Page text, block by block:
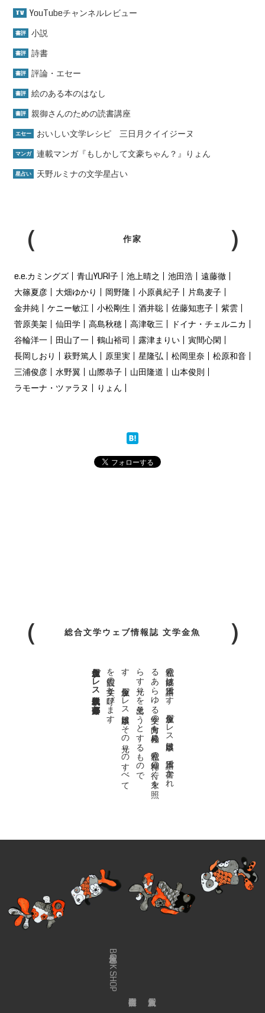
TV YouTubeチャンネルレビュー
書評 小説
書評 詩書
書評 評論・エセー
書評 絵のある本のはなし
書評 親御さんのための読書講座
エセー おいしい文学レシピ 三日月クイイジーヌ
マンガ 連載マンガ『もしかして文豪ちゃん？』りょん
星占い 天野ルミナの文学星占い
作家
e.e.カミングズ 青山YURI子 池上晴之 池田浩
遠藤徹
大篠夏彦
大畑ゆかり 岡野隆 小原眞紀子
片島麦子
金井純
ケニー敏江 小松剛生 酒井聡 佐藤知恵子
紫雲
菅原美架
仙田学 高島秋穂 高津敬三
ドイナ・チェルニカ
谷輪洋一
田山了一 鶴山裕司 露津まりい
寅間心閑
長岡しおり
萩野篤人 原里実 星隆弘 松岡里奈
松原和音
三浦俊彦
水野翼 山際恭子 山田隆道
山本俊則
ラモーナ・ツァラヌ
りょん
総合文学ウェブ情報誌 文学金魚
私達の
故郷は
日本語で
す
。
金魚屋プ
レ
ス
日本版は
、
日本語で
書か
れ
る
あ
ら
ゆ
る
文学の
方向を
見極め
、
私達の
精神の
行く
末を
照
ら
す
光り
を
見出そ
う
と
す
る
も
の
で
す
。
金魚屋プ
レ
ス
日本版は
そ
の
光り
の
す
べ
て
を
広義の
文学と
呼び
ま
す
。
金魚屋プレス日本版代表 齋藤都
金魚屋BOOK SHOP